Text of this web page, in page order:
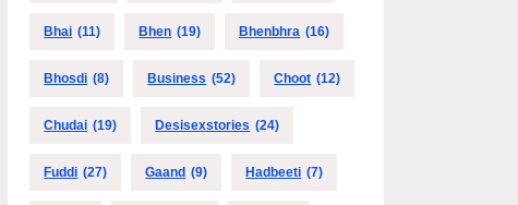
Bhai (11) Bhen (19) Bhenbhra (16)
Bhosdi (8) Business (52) Choot (12)
Chudai (19) Desisexstories (24)
Fuddi (27) Gaand (9) Hadbeeti (7)